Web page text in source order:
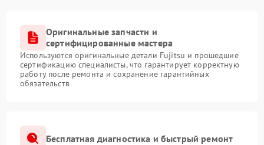
Оригинальные запчасти и
сертифицированные мастера
Используются оригинальные детали Fujitsu и прошедшие
сертификацию специалисты, что гарантирует корректную
работу после ремонта и сохранение гарантийных
обязательств
Бесплатная диагностика и быстрый ремонт